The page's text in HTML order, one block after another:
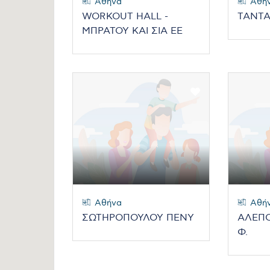
WORKOUT HALL -
ΜΠΡΑΤΟΥ ΚΑΙ ΣΙΑ ΕΕ
Αθήνα
ΣΩΤΗΡΟΠΟΥΛΟΥ ΠΕΝΥ
Φ.